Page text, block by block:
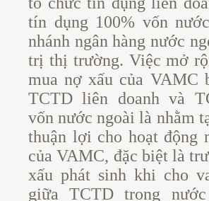
tín dụng 100% vốn
nhánh ngân hàng nước
trị thị trường. Việc mở
mua nợ xấu của VAMC
TCTD liên doanh và
vốn nước ngoài là nhằm
thuận lợi cho hoạt động
của VAMC, đặc biệt là
xấu phát sinh khi cho
giữa TCTD trong